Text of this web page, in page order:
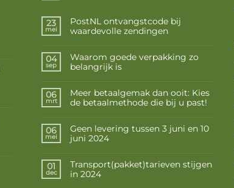
23
mei
PostNL ontvangstcode bij
waardevolle zendingen
04
sep
Waarom goede verpakking zo
belangrijk is
06
mrt
Meer betaalgemak dan ooit: Kies
de betaalmethode die bij u past!
06
mei
Geen levering tussen 3 juni en 10
juni 2024
01
dec
Transport(pakket)tarieven stijgen
in 2024